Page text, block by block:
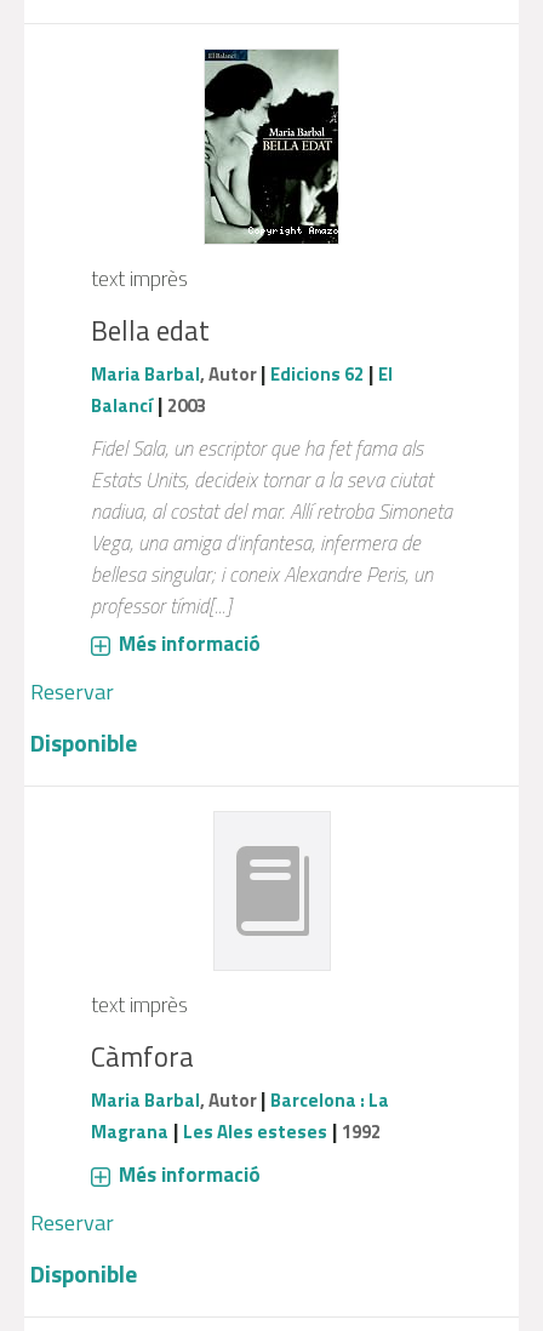
text imprès
Bella edat
Maria Barbal, Autor| Edicions 62 | El
Balancí| 2003
Fidel Sala, un escriptor que ha fet fama als
Estats Units, decideix tornar a la seva ciutat
nadiua, al costat del mar. Allí retroba Simoneta
Vega, una amiga d'infantesa, infermera de
bellesa singular; i coneix Alexandre Peris, un
professor tímid[...]
Més informació
Reservar
Disponible
text imprès
Càmfora
Maria Barbal, Autor| Barcelona : La
Magrana | Les Ales esteses | 1992
Més informació
Reservar
Disponible